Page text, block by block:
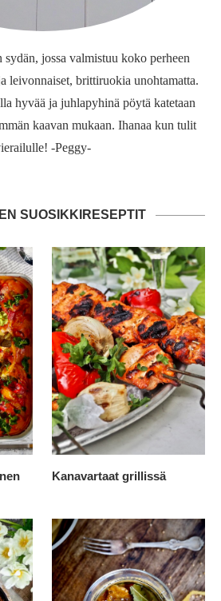
jossa valmistuu koko perheen
leivonnaiset, brittiruokia unohtamatta.
hyvää ja juhlapyhinä pöytä katetaan
kaavan mukaan. Ihanaa kun tulit
-Peggy-
SUOSIKKIRESEPTIT
Kanavartaat grillissä